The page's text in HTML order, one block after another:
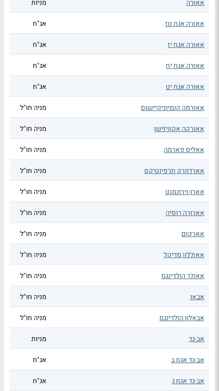
אאורה מניות
אאורה אגח טז אג"ח
אאורה אגח יז אג"ח
אאורה אגח יח אג"ח
אאורה אגח יט אג"ח
אאורמה קומיוניקיישנס מניה חו"ל
אאורקה אקוויזישן מניה חו"ל
אאליס פארמה מניה חו"ל
אארדוורק תרפיוטיקס מניה חו"ל
אארו-וירונמנט מניה חו"ל
אארורה רוסיה מניה חו"ל
אארקום מניה חו"ל
אאת'לון מדיקל מניה חו"ל
אאת'ר הולדינגס מניה חו"ל
אבאו מניה חו"ל
אבאלון הולדינגס מניה חו"ל
אב-גד מניות
אב-גד אגח ב אג"ח
אב-גד אגח ג אג"ח